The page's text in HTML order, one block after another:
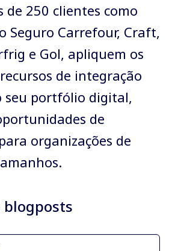
de 250 clientes como
Seguro Carrefour, Craft,
e Gol, apliquem os
de integração
seu portfólio digital,
de
organizações de
blogposts